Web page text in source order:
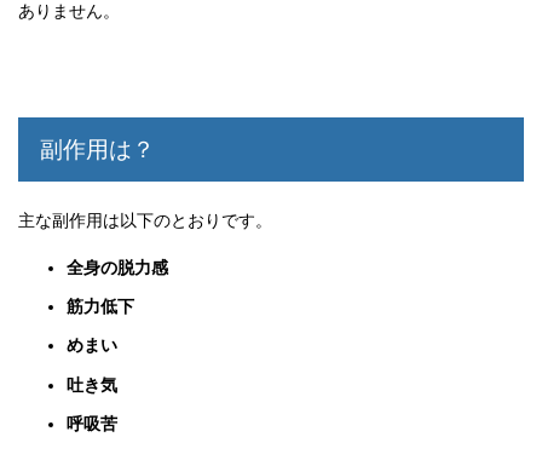
ありません。
副作用は？
主な副作用は以下のとおりです。
全身の脱力感
筋力低下
めまい
吐き気
呼吸苦